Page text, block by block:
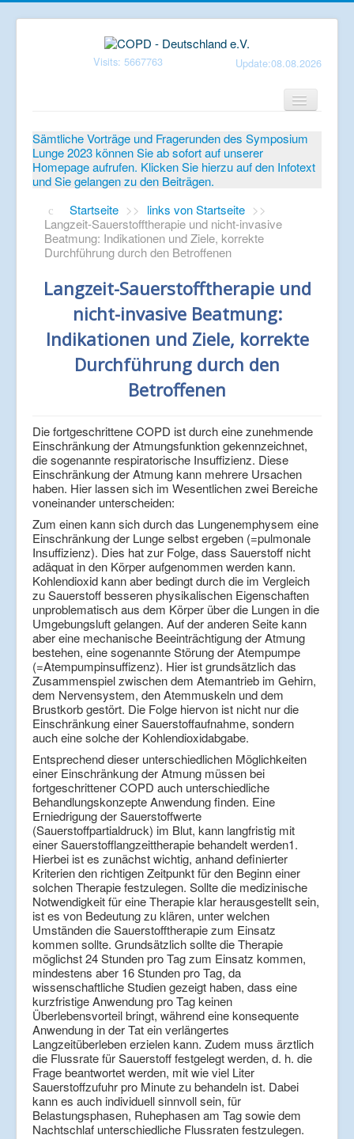
Visits: 5667763 Update:08.08.2026
Verein
Patientenbroschüren
Symposium-Lunge
Mediathek
Veranstaltungen
Verlinkungen
Sämtliche Vorträge und Fragerunden des Symposium
Lunge 2023 können Sie ab sofort auf unserer
Homepage aufrufen. Klicken Sie hierzu auf den Infotext
und Sie gelangen zu den Beiträgen.
Startseite >> links von Startseite >>
Langzeit-Sauerstofftherapie und nicht-invasive
Beatmung: Indikationen und Ziele, korrekte
Durchführung durch den Betroffenen
Langzeit-Sauerstofftherapie und
nicht-invasive Beatmung:
Indikationen und Ziele, korrekte
Durchführung durch den
Betroffenen
Die fortgeschrittene COPD ist durch eine zunehmende
Einschränkung der Atmungsfunktion gekennzeichnet,
die sogenannte respiratorische Insuffizienz. Diese
Einschränkung der Atmung kann mehrere Ursachen
haben. Hier lassen sich im Wesentlichen zwei Bereiche
voneinander unterscheiden:
Zum einen kann sich durch das Lungenemphysem eine
Einschränkung der Lunge selbst ergeben (=pulmonale
Insuffizienz). Dies hat zur Folge, dass Sauerstoff nicht
adäquat in den Körper aufgenommen werden kann.
Kohlendioxid kann aber bedingt durch die im Vergleich
zu Sauerstoff besseren physikalischen Eigenschaften
unproblematisch aus dem Körper über die Lungen in die
Umgebungsluft gelangen. Auf der anderen Seite kann
aber eine mechanische Beeinträchtigung der Atmung
bestehen, eine sogenannte Störung der Atempumpe
(=Atempumpinsuffizenz). Hier ist grundsätzlich das
Zusammenspiel zwischen dem Atemantrieb im Gehirn,
dem Nervensystem, den Atemmuskeln und dem
Brustkorb gestört. Die Folge hiervon ist nicht nur die
Einschränkung einer Sauerstoffaufnahme, sondern
auch eine solche der Kohlendioxidabgabe.
Entsprechend dieser unterschiedlichen Möglichkeiten
einer Einschränkung der Atmung müssen bei
fortgeschrittener COPD auch unterschiedliche
Behandlungskonzepte Anwendung finden. Eine
Erniedrigung der Sauerstoffwerte
(Sauerstoffpartialdruck) im Blut, kann langfristig mit
einer Sauerstofflangzeittherapie behandelt werden1.
Hierbei ist es zunächst wichtig, anhand definierter
Kriterien den richtigen Zeitpunkt für den Beginn einer
solchen Therapie festzulegen. Sollte die medizinische
Notwendigkeit für eine Therapie klar herausgestellt sein,
ist es von Bedeutung zu klären, unter welchen
Umständen die Sauerstofftherapie zum Einsatz
kommen sollte. Grundsätzlich sollte die Therapie
möglichst 24 Stunden pro Tag zum Einsatz kommen,
mindestens aber 16 Stunden pro Tag, da
wissenschaftliche Studien gezeigt haben, dass eine
kurzfristige Anwendung pro Tag keinen
Überlebensvorteil bringt, während eine konsequente
Anwendung in der Tat ein verlängertes
Langzeitüberleben erzielen kann. Zudem muss ärztlich
die Flussrate für Sauerstoff festgelegt werden, d. h. die
Frage beantwortet werden, mit wie viel Liter
Sauerstoffzufuhr pro Minute zu behandeln ist. Dabei
kann es auch individuell sinnvoll sein, für
Belastungsphasen, Ruhephasen am Tag sowie dem
Nachtschlaf unterschiedliche Flussraten festzulegen.